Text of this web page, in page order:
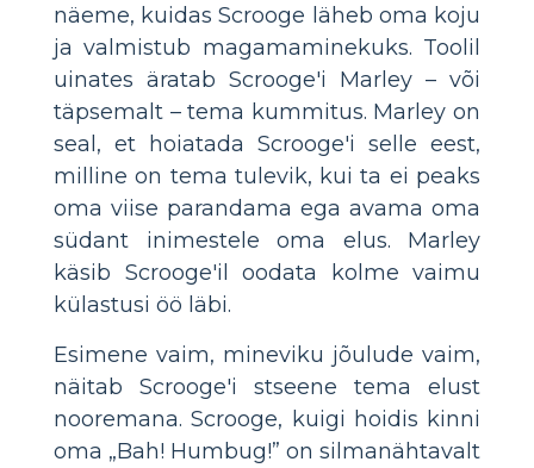
näeme, kuidas Scrooge läheb oma koju
ja valmistub magamaminekuks. Toolil
uinates äratab Scrooge'i Marley – või
täpsemalt – tema kummitus. Marley on
seal, et hoiatada Scrooge'i selle eest,
milline on tema tulevik, kui ta ei peaks
oma viise parandama ega avama oma
südant inimestele oma elus. Marley
käsib Scrooge'il oodata kolme vaimu
külastusi öö läbi.
Esimene vaim, mineviku jõulude vaim,
näitab Scrooge'i stseene tema elust
nooremana. Scrooge, kuigi hoidis kinni
oma „Bah! Humbug!” on silmanähtavalt